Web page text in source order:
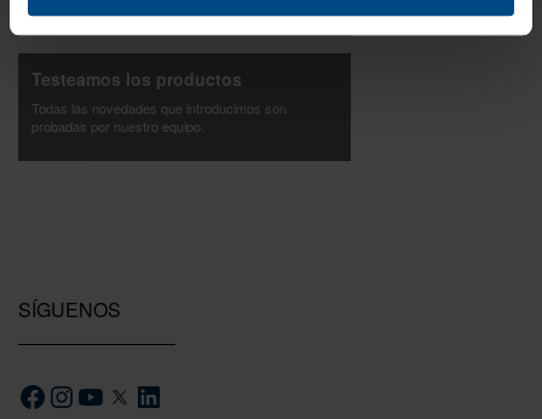
Testeamos los productos
Todas las novedades que introducimos son
probadas por nuestro equipo.
SÍGUENOS